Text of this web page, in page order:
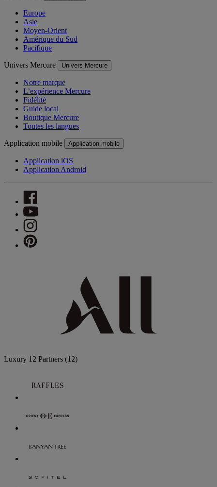
Europe
Asie
Moyen-Orient
Amérique du Sud
Pacifique
Univers Mercure Univers Mercure
Notre marque
L’expérience Mercure
Fidélité
Guide local
Boutique Mercure
Toutes les langues
Application mobile Application mobile
Application iOS
Application Android
Luxury 12 Partners (12)